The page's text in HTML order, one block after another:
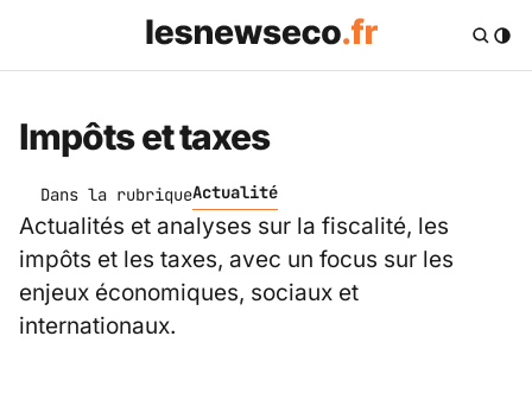
Impôts et taxes
Dans la rubriqueActualité
Actualités et analyses sur la fiscalité, les
impôts et les taxes, avec un focus sur les
enjeux économiques, sociaux et
internationaux.